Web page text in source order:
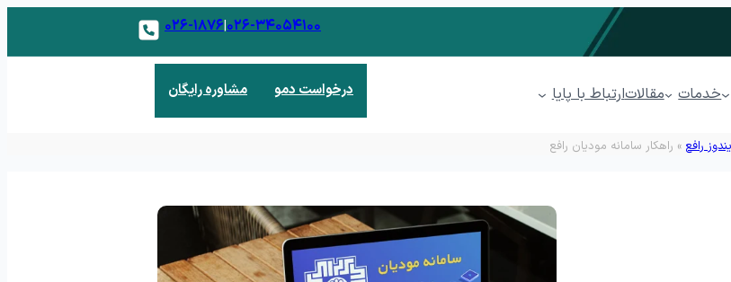
۰۲۶-۳۴۰۵۴۱۰۰|۰۲۶-۱۸۷۶
مدیریت رستوران پذیرا
مدیریت پخش مویرگی پینار
خدمات مقالاتارتباط با پایا درخواست دمو مشاوره رایگان
رافع » راهکار سامانه مودیان رافع